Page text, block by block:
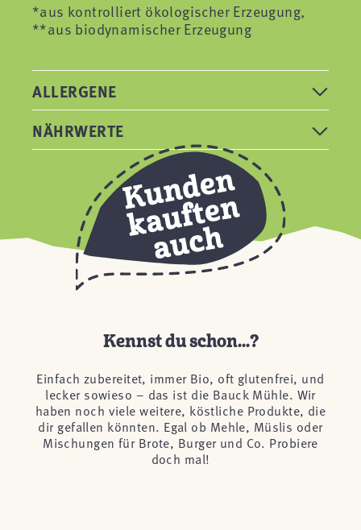
*aus kontrolliert ökologischer Erzeugung,
**aus biodynamischer Erzeugung
ALLERGENE
NÄHRWERTE
Kennst du schon...?
Einfach zubereitet, immer Bio, oft glutenfrei, und
lecker sowieso – das ist die Bauck Mühle. Wir
haben noch viele weitere, köstliche Produkte, die
dir gefallen könnten. Egal ob Mehle, Müslis oder
Mischungen für Brote, Burger und Co. Probiere
doch mal!